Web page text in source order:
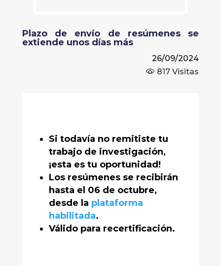
Plazo de envío de resúmenes se
extiende unos días más
26/09/2024
817 Visitas
Si todavía no remitiste tu
trabajo de investigación,
¡esta es tu oportunidad!
Los resúmenes se recibirán
hasta el 06 de octubre,
desde la plataforma
habilitada.
Válido para recertificación.